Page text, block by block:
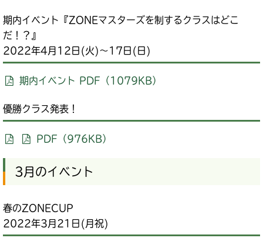
期内イベント『ZONEマスターズを制するクラスはどこ
だ！？』
2022年4月12日(火)～17日(日)
期内イベント PDF（1079KB）
優勝クラス発表！
PDF（976KB）
3月のイベント
春のZONECUP
2022年3月21日(月祝)